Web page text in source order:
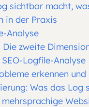
sichtbar macht,
in der Praxis
Analyse
zweite
Logfile-Analyse
erkennen und
Was das Log